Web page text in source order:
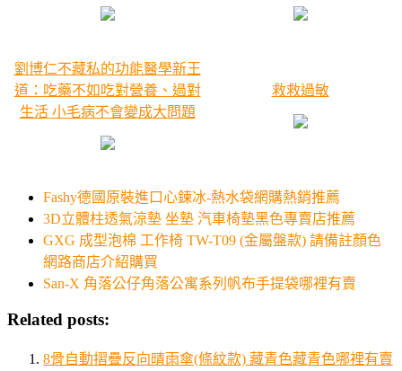
劉博仁不藏私的功能醫學新王
道：吃藥不如吃對營養、過對
生活 小毛病不會變成大問題
救救過敏
Fashy德國原裝進口心鍊冰-熱水袋網購熱銷推薦
3D立體柱透氣涼墊 坐墊 汽車椅墊黑色專賣店推薦
GXG 成型泡棉 工作椅 TW-T09 (金屬盤款) 請備註顏色
網路商店介紹購買
San-X 角落公仔角落公寓系列帆布手提袋哪裡有賣
Related posts:
8骨自動摺疊反向晴雨傘(條紋款) 藏青色藏青色哪裡有賣